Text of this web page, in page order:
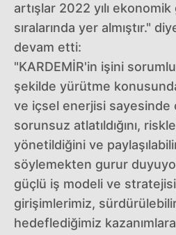
artışlar 2022 yılı
sıralarında yer almıştır."
devam etti:
"KARDEMİR'in işini
şekilde yürütme
ve içsel enerjisi sayesinde
sorunsuz atlatıldığını,
yönetildiğini ve
söylemekten gurur
güçlü iş modeli ve
girişimlerimiz,
hedeflediğimiz kazanımlara